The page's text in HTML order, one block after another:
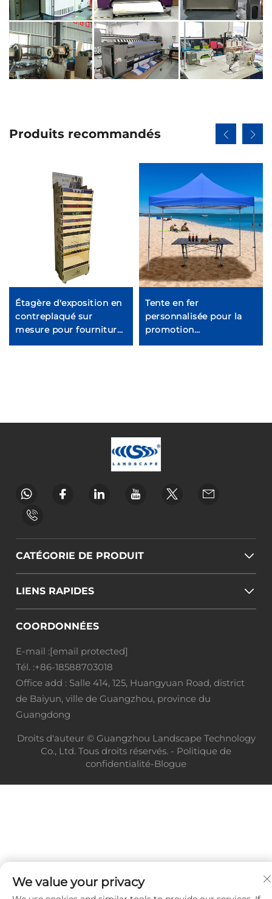
Produits recommandés
Étagère d'exposition en
contreplaqué sur
mesure pour fournitures
animales Ljmzj0001
Tente en fer
personnalisée pour la
promotion
d'événements
CATÉGORIE DE PRODUIT
LIENS RAPIDES
COORDONNÉES
E-mail :[email protected]
Tél. :+86-18588703018
Office add : Salle 414, 125, Huangyuan Road, district
de Baiyun, ville de Guangzhou, province du
Guangdong
Droits d'auteur © Guangzhou Landscape Technology
Co., Ltd. Tous droits réservés. - Politique de
confidentialité-Blogue
We value your privacy